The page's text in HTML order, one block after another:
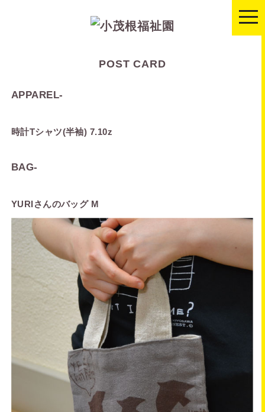
POST CARD
APPAREL-
時計Tシャツ(半袖) 7.10z
BAG-
YURIさんのバッグ M